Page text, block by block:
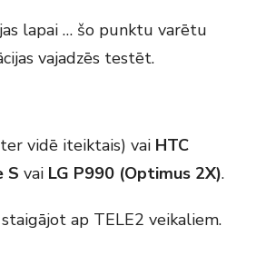
lapai … šo punktu varētu
vajadzēs testēt.
vidē iteiktais) vai HTC
S vai LG P990 (Optimus 2X).
ap TELE2 veikaliem.